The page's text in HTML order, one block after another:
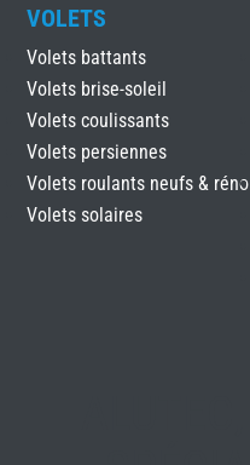
VOLETS
Volets battants
Volets brise-soleil
Volets coulissants
Volets persiennes
Volets roulants neufs & réno
Volets solaires